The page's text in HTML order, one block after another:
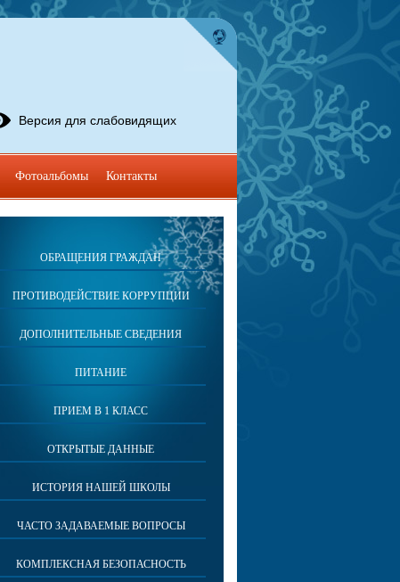
ОБРАЩЕНИЯ ГРАЖДАН
ПРОТИВОДЕЙСТВИЕ КОРРУПЦИИ
ДОПОЛНИТЕЛЬНЫЕ СВЕДЕНИЯ
ПИТАНИЕ
ПРИЕМ В 1 КЛАСС
ОТКРЫТЫЕ ДАННЫЕ
ИСТОРИЯ НАШЕЙ ШКОЛЫ
ЧАСТО ЗАДАВАЕМЫЕ ВОПРОСЫ
КОМПЛЕКСНАЯ БЕЗОПАСНОСТЬ
Версия для слабовидящих
Фотоальбомы Контакты